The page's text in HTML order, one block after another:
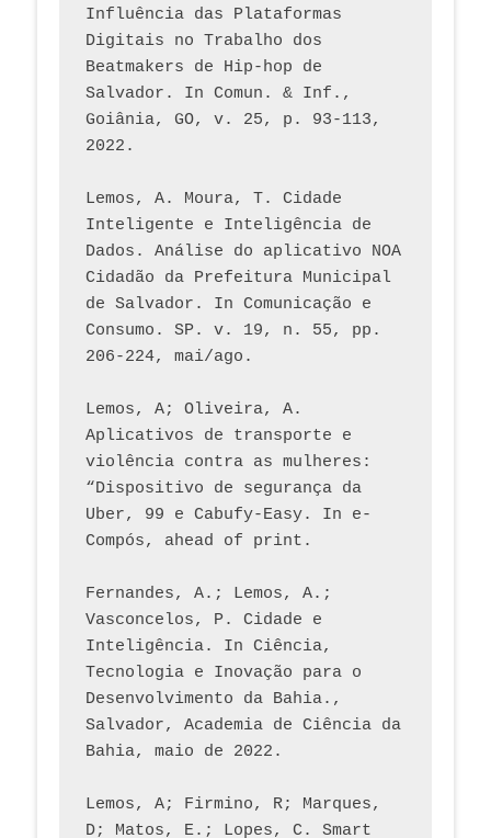
Influência das Plataformas
Digitais no Trabalho dos
Beatmakers de Hip-hop de
Salvador. In Comun. & Inf.,
Goiânia, GO, v. 25, p. 93-113,
2022.
Lemos, A. Moura, T. Cidade
Inteligente e Inteligência de
Dados. Análise do aplicativo NOA
Cidadão da Prefeitura Municipal
de Salvador. In Comunicação e
Consumo. SP. v. 19, n. 55, pp.
206-224, mai/ago.
Lemos, A; Oliveira, A.
Aplicativos de transporte e
violência contra as mulheres:
“Dispositivo de segurança da
Uber, 99 e Cabufy-Easy. In e-
Compós, ahead of print.
Fernandes, A.; Lemos, A.;
Vasconcelos, P. Cidade e
Inteligência. In Ciência,
Tecnologia e Inovação para o
Desenvolvimento da Bahia.,
Salvador, Academia de Ciência da
Bahia, maio de 2022.
Lemos, A; Firmino, R; Marques,
D; Matos, E.; Lopes, C. Smart